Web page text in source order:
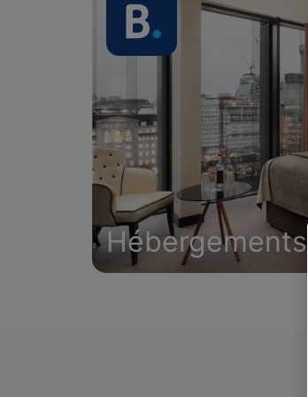
Hébergements